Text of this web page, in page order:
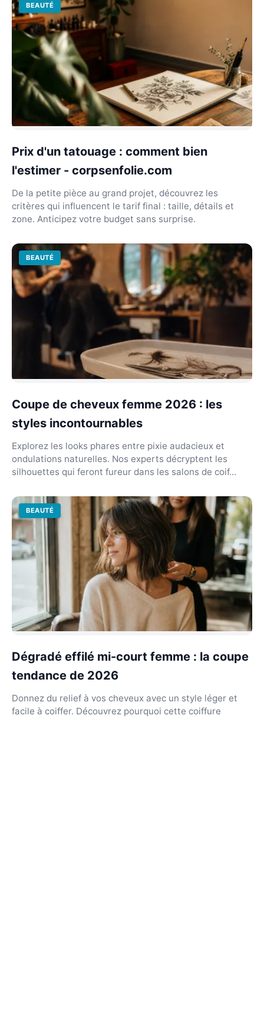
BEAUTÉ
Prix d'un tatouage : comment bien
l'estimer - corpsenfolie.com
De la petite pièce au grand projet, découvrez les
critères qui influencent le tarif final : taille, détails et
zone. Anticipez votre budget sans surprise.
BEAUTÉ
Coupe de cheveux femme 2026 : les
styles incontournables
Explorez les looks phares entre pixie audacieux et
ondulations naturelles. Nos experts décryptent les
silhouettes qui feront fureur dans les salons de coif...
BEAUTÉ
Dégradé effilé mi-court femme : la coupe
tendance de 2026
Donnez du relief à vos cheveux avec un style léger et
facile à coiffer. Découvrez pourquoi cette coiffure